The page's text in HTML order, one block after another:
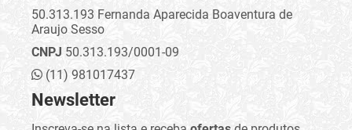
50.313.193 Fernanda Aparecida Boaventura de
Araujo Sesso
CNPJ 50.313.193/0001-09
(11) 981017437
Newsletter